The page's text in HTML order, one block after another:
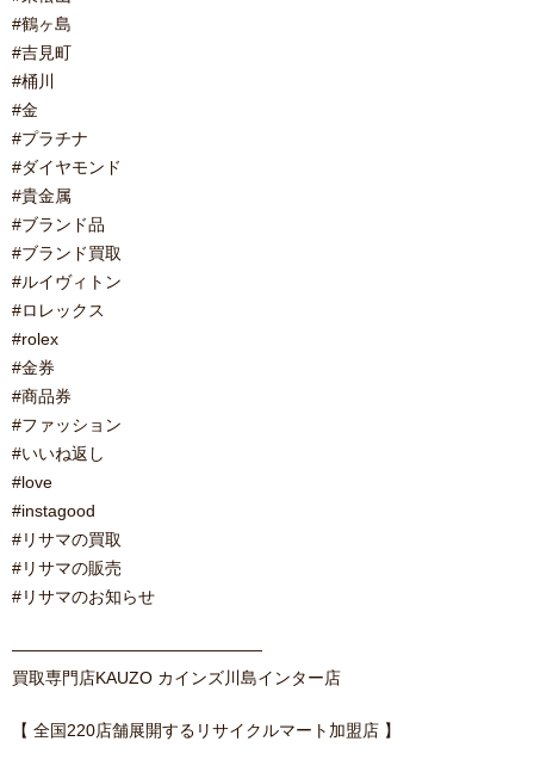
#鶴ヶ島
#吉見町
#桶川
#金
#プラチナ
#ダイヤモンド
#貴金属
#ブランド品
#ブランド買取
#ルイヴィトン
#ロレックス
#rolex
#金券
#商品券
#ファッション
#いいね返し
#love
#instagood
#リサマの買取
#リサマの販売
#リサマのお知らせ
———————————————
買取専門店KAUZO カインズ川島インター店
【 全国220店舗展開するリサイクルマート加盟店 】